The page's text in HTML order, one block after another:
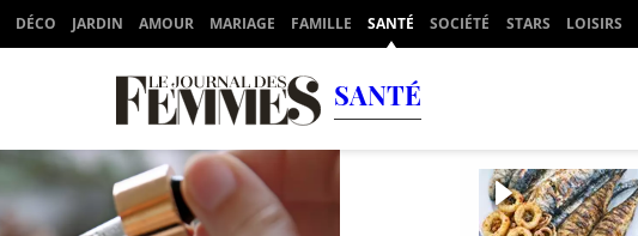
DÉCO JARDIN AMOUR MARIAGE FAMILLE SANTÉ SOCIÉTÉ STARS LOISIRS
SANTÉ